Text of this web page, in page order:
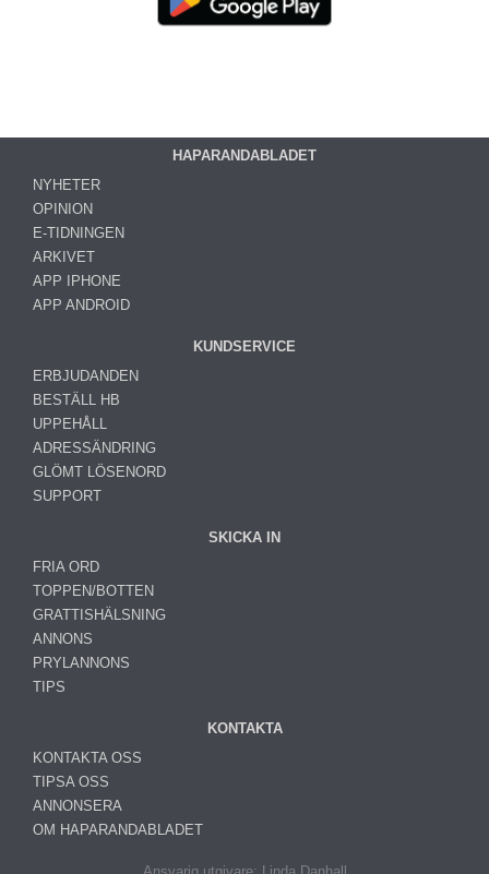
HAPARANDABLADET
NYHETER
OPINION
E-TIDNINGEN
ARKIVET
APP IPHONE
APP ANDROID
KUNDSERVICE
ERBJUDANDEN
BESTÄLL HB
UPPEHÅLL
ADRESSÄNDRING
GLÖMT LÖSENORD
SUPPORT
SKICKA IN
FRIA ORD
TOPPEN/BOTTEN
GRATTISHÄLSNING
ANNONS
PRYLANNONS
TIPS
KONTAKTA
KONTAKTA OSS
TIPSA OSS
ANNONSERA
OM HAPARANDABLADET